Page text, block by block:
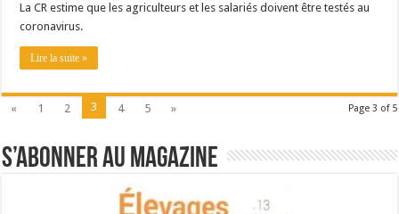
La CR estime que les agriculteurs et les salariés doivent être testés au
coronavirus.
Lire la suite »
Page 3 of 5
« 1 2 3 4 5 »
S’abonner au magazine